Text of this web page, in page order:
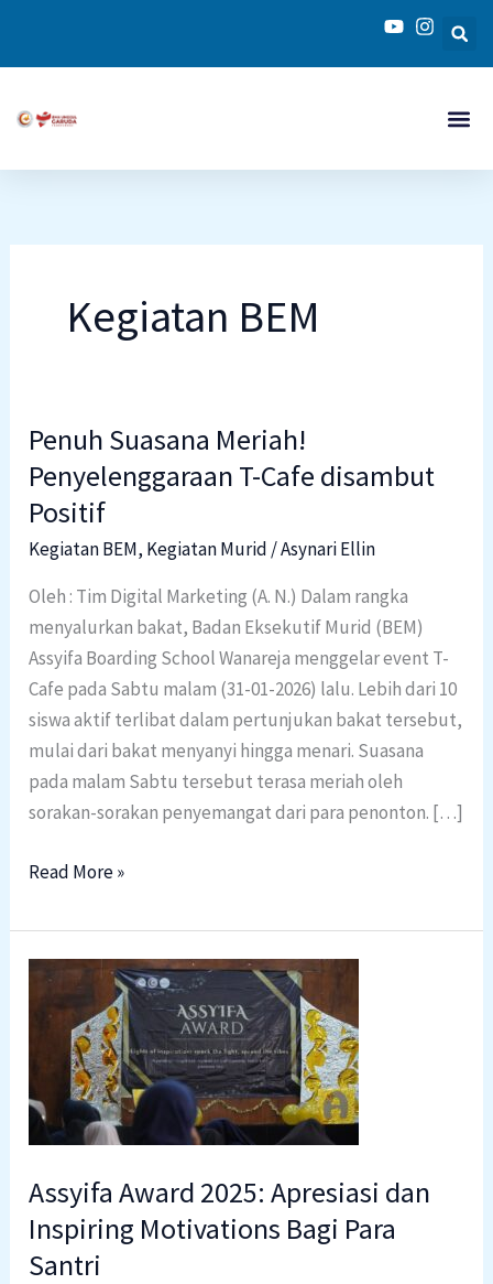
Kegiatan BEM
Penuh Suasana Meriah!
Penyelenggaraan T-Cafe disambut
Positif
Kegiatan BEM, Kegiatan Murid /Asynari Ellin
Oleh : Tim Digital Marketing (A. N.) Dalam rangka
menyalurkan bakat, Badan Eksekutif Murid (BEM)
Assyifa Boarding School Wanareja menggelar event T-
Cafe pada Sabtu malam (31-01-2026) lalu. Lebih dari 10
siswa aktif terlibat dalam pertunjukan bakat tersebut,
mulai dari bakat menyanyi hingga menari. Suasana
pada malam Sabtu tersebut terasa meriah oleh
sorakan-sorakan penyemangat dari para penonton. […]
Penuh
Suasana
Meriah!
Penyelenggaraan
T-
Cafe
disambut
Positif
Read More »
Assyifa Award 2025: Apresiasi dan
Inspiring Motivations Bagi Para
Santri
Assyifa
Award
Apresiasi
dan
Inspiring
Bagi
Para
Santri